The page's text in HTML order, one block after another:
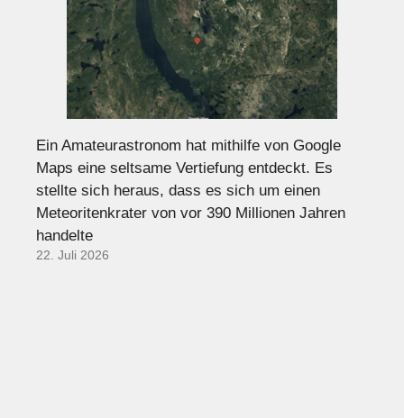
Ein Amateurastronom hat mithilfe von Google
Maps eine seltsame Vertiefung entdeckt. Es
stellte sich heraus, dass es sich um einen
Meteoritenkrater von vor 390 Millionen Jahren
handelte
22. Juli 2026